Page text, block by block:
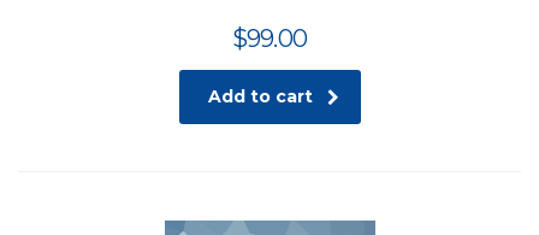
$99.00
Add to cart